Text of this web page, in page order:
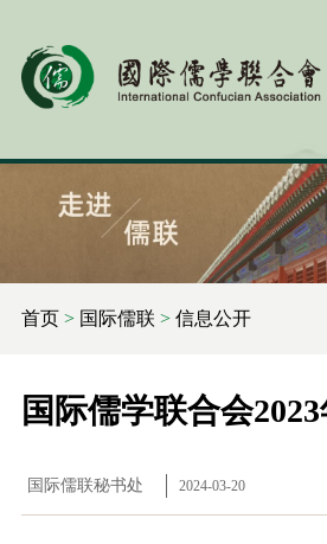
首页> 国际儒联 > 信息公开
国际儒学联合会
国际儒联秘书处 2024-03-20